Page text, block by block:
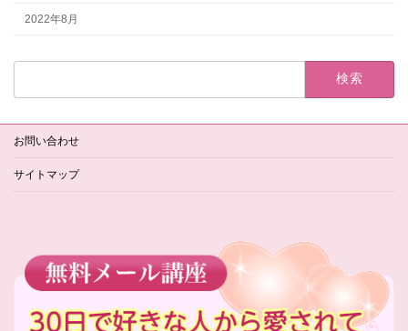
2022年8月
検
お問い合わせ
サイトマップ